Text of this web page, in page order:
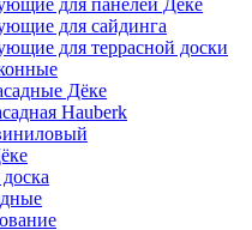
для панелей Дёке
для сайдинга
для террасной доски
Дёке
Hauberk